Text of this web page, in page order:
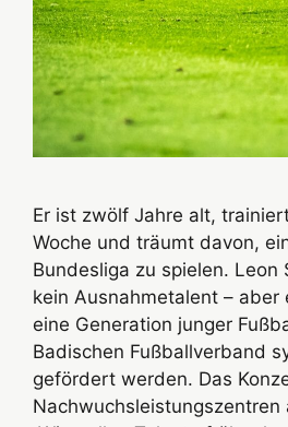
Er ist zwölf Jahre alt,
Woche und träumt davon,
Bundesliga zu spielen. Leon
kein Ausnahmetalent – aber
eine Generation junger
Badischen Fußballverband
gefördert werden. Das
Nachwuchsleistungszentren